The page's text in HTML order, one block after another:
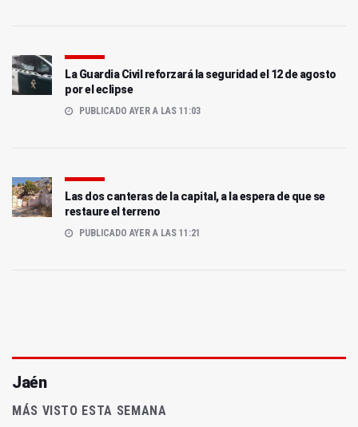
La Guardia Civil reforzará la seguridad el 12 de agosto
por el eclipse
PUBLICADO AYER A LAS 11:03
Las dos canteras de la capital, a la espera de que se
restaure el terreno
PUBLICADO AYER A LAS 11:21
Jaén
MÁS VISTO ESTA SEMANA